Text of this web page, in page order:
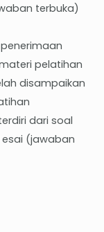
terbuka)
pelatihan
disampaikan
dari soal
(jawaban